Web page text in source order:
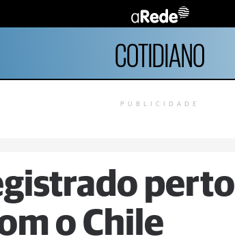
COTIDIANO
PUBLICIDADE
perto
o Chile